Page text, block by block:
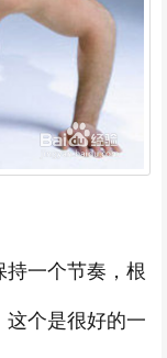
持一个节奏，根
这个是很好的一